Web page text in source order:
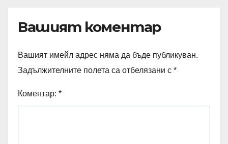
Вашият коментар
Вашият имейл адрес няма да бъде публикуван.
Задължителните полета са отбелязани с *
Коментар: *